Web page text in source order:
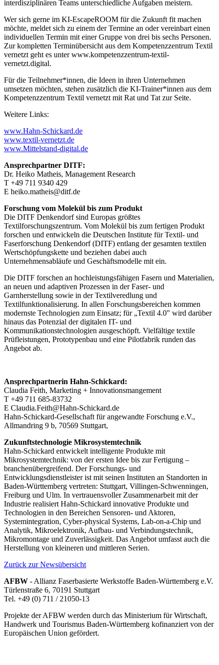
interdisziplinären Teams unterschiedliche Aufgaben meistern.
Wer sich gerne im KI-EscapeROOM für die Zukunft fit machen
möchte, meldet sich zu einem der Termine an oder vereinbart einen
individuellen Termin mit einer Gruppe von drei bis sechs Personen.
Zur kompletten Terminübersicht aus dem Kompetenzzentrum Textil
vernetzt geht es unter www.kompetenzzentrum-textil-
vernetzt.digital.
Für die Teilnehmer*innen, die Ideen in ihren Unternehmen
umsetzen möchten, stehen zusätzlich die KI-Trainer*innen aus dem
Kompetenzzentrum Textil vernetzt mit Rat und Tat zur Seite.
Weitere Links:
www.Hahn-Schickard.de
www.textil-vernetzt.de
www.Mittelstand-digital.de
Ansprechpartner DITF:
Dr. Heiko Matheis, Management Research
T +49 711 9340 429
E heiko.matheis@ditf.de
Forschung vom Molekül bis zum Produkt
Die DITF Denkendorf sind Europas größtes
Textilforschungszentrum. Vom Molekül bis zum fertigen Produkt
forschen und entwickeln die Deutschen Institute für Textil- und
Faserforschung Denkendorf (DITF) entlang der gesamten textilen
Wertschöpfungskette und beziehen dabei auch
Unternehmensabläufe und Geschäftsmodelle mit ein.
Die DITF forschen an hochleistungsfähigen Fasern und Materialien,
an neuen und adaptiven Prozessen in der Faser- und
Garnherstellung sowie in der Textilveredlung und
Textilfunktionalisierung. In allen Forschungsbereichen kommen
modernste Technologien zum Einsatz; für „Textil 4.0" wird darüber
hinaus das Potenzial der digitalen IT- und
Kommunikationstechnologien ausgeschöpft. Vielfältige textile
Prüfleistungen, Prototypenbau und eine Pilotfabrik runden das
Angebot ab.
Ansprechpartnerin Hahn-Schickard:
Claudia Feith, Marketing + Innovationsmangement
T +49 711 685-83732
E Claudia.Feith@Hahn-Schickard.de
Hahn-Schickard-Gesellschaft für angewandte Forschung e.V.,
Allmandring 9 b, 70569 Stuttgart,
Zukunftstechnologie Mikrosystemtechnik
Hahn-Schickard entwickelt intelligente Produkte mit
Mikrosystemtechnik: von der ersten Idee bis zur Fertigung –
branchenübergreifend. Der Forschungs- und
Entwicklungsdienstleister ist mit seinen Instituten an Standorten in
Baden-Württemberg vertreten: Stuttgart, Villingen-Schwenningen,
Freiburg und Ulm. In vertrauensvoller Zusammenarbeit mit der
Industrie realisiert Hahn-Schickard innovative Produkte und
Technologien in den Bereichen Sensoren- und Aktoren,
Systemintegration, Cyber-physical Systems, Lab-on-a-Chip und
Analytik, Mikroelektronik, Aufbau- und Verbindungstechnik,
Mikromontage und Zuverlässigkeit. Das Angebot umfasst auch die
Herstellung von kleineren und mittleren Serien.
Zurück zur Newsübersicht
AFBW - Allianz Faserbasierte Werkstoffe Baden-Württemberg e.V.
Türlenstraße 6, 70191 Stuttgart
Tel. +49 (0) 711 / 21050-13
Projekte der AFBW werden durch das Ministerium für Wirtschaft,
Handwerk und Tourismus Baden-Württemberg kofinanziert von der
Europäischen Union gefördert.